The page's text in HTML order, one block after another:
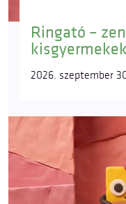
Ringató –
2026. szeptember